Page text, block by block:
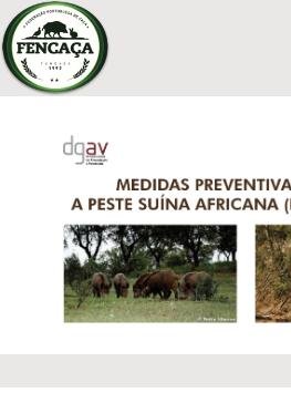
Navigation
Content
Footer
aqui: